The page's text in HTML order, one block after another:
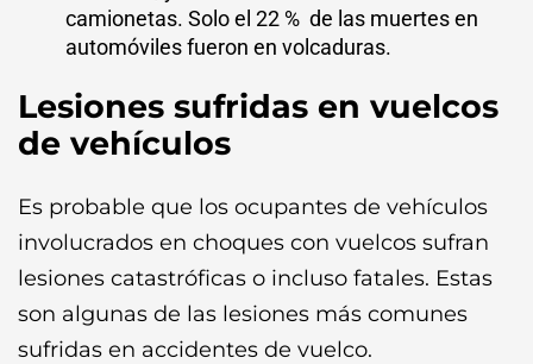
camionetas. Solo el 22 % de las muertes en
automóviles fueron en volcaduras.
Lesiones sufridas en vuelcos
de vehículos
Es probable que los ocupantes de vehículos
involucrados en choques con vuelcos sufran
lesiones catastróficas o incluso fatales. Estas
son algunas de las lesiones más comunes
sufridas en accidentes de vuelco.